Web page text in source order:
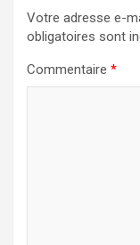
Votre adresse e-
obligatoires sont
Commentaire *